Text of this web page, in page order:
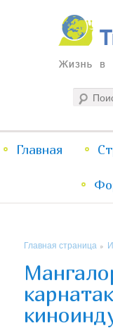
Traveliving
Жизнь в постоянном
менюГлавная
Главная страница »